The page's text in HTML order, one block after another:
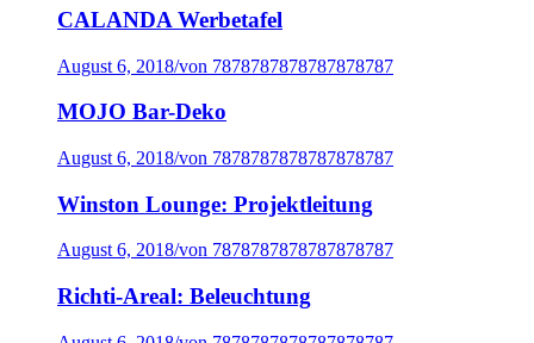
CALANDA Werbetafel
August 6, 2018/von 7878787878787878787
MOJO Bar-Deko
August 6, 2018/von 7878787878787878787
Winston Lounge: Projektleitung
August 6, 2018/von 7878787878787878787
Richti-Areal: Beleuchtung